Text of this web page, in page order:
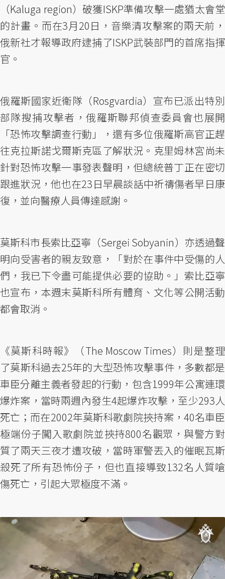
（Kaluga region）破獲ISKP準備攻擊一處猶太會堂
的計畫。而在3月20日，音樂清攻擊案的兩天前，
俄新社才報導政府逮捕了ISKP武裝部門的首席指揮
官。
俄羅斯國家近衛隊（Rosgvardia）宣布已派出特別
部隊搜捕攻擊者，俄羅斯聯邦偵查委員會也展開
「恐怖攻擊調查行動」，還有多位俄羅斯高官正趕
往克拉斯諾戈爾斯克區了解狀況。克里姆林宮尚未
針對恐怖攻擊一事發表聲明，但總統普丁正在密切
跟進狀況，他也在23日早晨談話中祈禱傷者早日康
復，並向醫療人員傳達感謝。
莫斯科市長索比亞寧（Sergei Sobyanin）亦透過聲
明向受害者的親友致意，「對於在事件中受傷的人
們，我已下令盡可能提供必要的協助。」索比亞寧
也宣布，本週末莫斯科所有體育、文化等公開活動
都會取消。
《莫斯科時報》（The Moscow Times）則是整理
了莫斯科過去25年的大型恐怖攻擊事件，多數都是
車臣分離主義者發起的行動，包含1999年公寓連環
爆炸案，當時兩週內發生4起爆炸攻擊，至少293人
死亡；而在2002年莫斯科歌劇院挾持案，40名車臣
極端份子闖入歌劇院並挾持800名觀眾，與警方對
質了兩天三夜才遭攻破，當時軍警丟入的催眠瓦斯
殺死了所有恐怖份子，但也直接導致132名人質嗆
傷死亡，引起大眾極度不滿。